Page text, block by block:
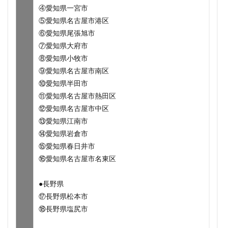
④愛知県一宮市
⑤愛知県名古屋市港区
⑥愛知県尾張旭市
⑦愛知県大府市
⑧愛知県小牧市
⑨愛知県名古屋市南区
⑩愛知県半田市
⑪愛知県名古屋市熱田区
⑫愛知県名古屋市中区
⑬愛知県江南市
⑭愛知県岩倉市
⑮愛知県春日井市
⑯愛知県名古屋市名東区
●長野県
⑰長野県松本市
⑱長野県塩尻市